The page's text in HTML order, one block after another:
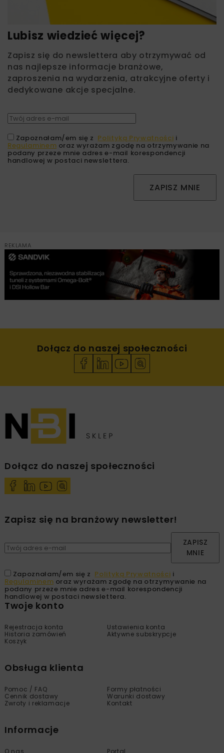
Lubisz wiedzieć więcej?
Zapisz się do newslettera aby otrzymywać od
nas najlepsze informacje branżowe,
zaproszenia na wydarzenia, atrakcyjne oferty i
dedykowane akcje specjalne.
Zapoznałam/em się z Polityką Prywatności i
Regulaminem oraz wyrażam zgodę na otrzymywanie na
podany przeze mnie adres e-mail korespondencji
handlowej w postaci newslettera.
ZAPISZ MNIE
REKLAMA
Dołącz do naszej społeczności
Dołącz do naszej społeczności
Zapisz się na branżowy newsletter!
ZAPISZ
MNIE
Zapoznałam/em się z Polityką Prywatności i
Regulaminem oraz wyrażam zgodę na otrzymywanie na
podany przeze mnie adres e-mail korespondencji
handlowej w postaci newslettera.
Twoje konto
Rejestracja konta
Ustawienia konta
Historia zamówień
Aktywne subskrypcje
Koszyk
Obsługa klienta
Pomoc / FAQ
Formy płatności
Cennik dostawy
Warunki dostawy
Zwroty i reklamacje
Kontakt
Informacje